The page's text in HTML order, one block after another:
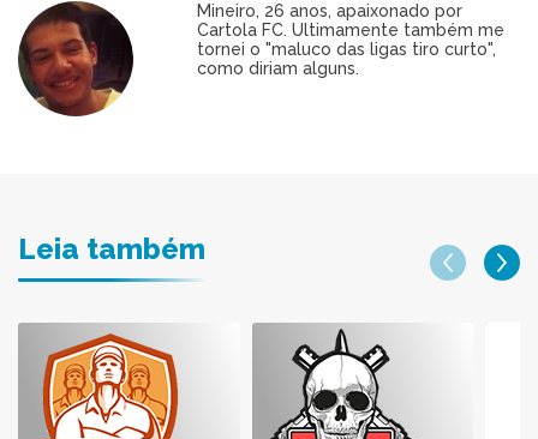
Mineiro, 26 anos, apaixonado por
Cartola FC. Ultimamente também me
tornei o "maluco das ligas tiro curto",
como diriam alguns.
Leia também